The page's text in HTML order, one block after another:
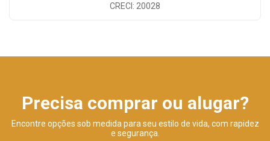
CRECI: 20028
Precisa comprar ou alugar?
Encontre opções sob medida para seu estilo de vida, com rapidez
e segurança.